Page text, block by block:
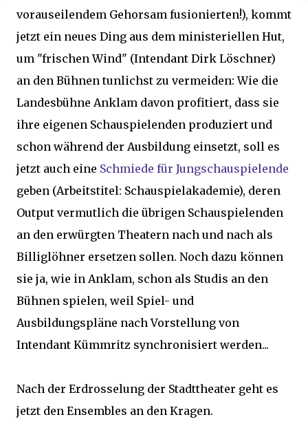
vorauseilendem Gehorsam fusionierten!), kommt
jetzt ein neues Ding aus dem ministeriellen Hut,
um "frischen Wind" (Intendant Dirk Löschner)
an den Bühnen tunlichst zu vermeiden: Wie die
Landesbühne Anklam davon profitiert, dass sie
ihre eigenen Schauspielenden produziert und
schon während der Ausbildung einsetzt, soll es
jetzt auch eine Schmiede für Jungschauspielende
geben (Arbeitstitel: Schauspielakademie), deren
Output vermutlich die übrigen Schauspielenden
an den erwürgten Theatern nach und nach als
Billiglöhner ersetzen sollen. Noch dazu können
sie ja, wie in Anklam, schon als Studis an den
Bühnen spielen, weil Spiel- und
Ausbildungspläne nach Vorstellung von
Intendant Kümmritz synchronisiert werden...
Nach der Erdrosselung der Stadttheater geht es
jetzt den Ensembles an den Kragen.